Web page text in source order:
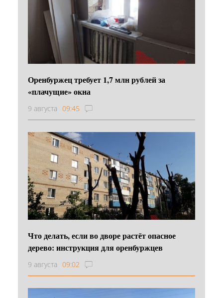
Оренбуржец требует 1,7 млн рублей за
«плачущие» окна
9 августа 09:45
Что делать, если во дворе растёт опасное
дерево: инструкция для оренбуржцев
9 августа 09:02